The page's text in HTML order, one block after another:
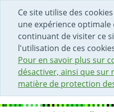
Ce site utilise des
une expérience optimale
continuant de visiter ce
l'utilisation de ces
Pour en savoir plus sur
désactiver, ainsi que sur
matière de protection
DÉBUT DU CONTENU DE
ACCÈS AU CHAMP DE
PAGE D'ACCUEIL
FORMULAIRE DE